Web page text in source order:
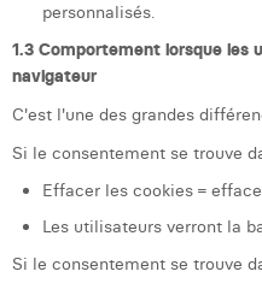
personnalisés.
1.3 Comportement lorsque
navigateur
C'est l'une des grandes
Si le consentement se trouve
Effacer les cookies =
Les utilisateurs verront la
Si le consentement se trouve